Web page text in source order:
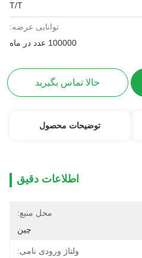
T/T
توانایی عرضه:
100000 عدد در ماه
حالا تماس بگیرید
توضیحات محصول
اطلاعات دقیق
محل منبع:
چین
ولتاژ ورودی نامی: